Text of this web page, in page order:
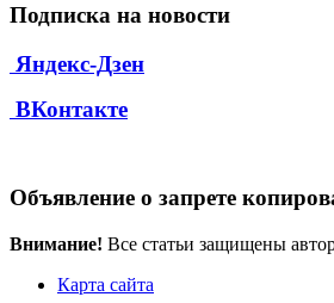
Подписка на новости
Яндекс-Дзен
ВКонтакте
Объявление о запрете
Внимание! Все статьи защищены
Карта сайта